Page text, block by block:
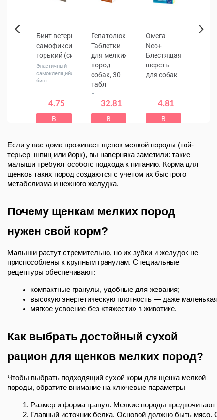
Бинт ветеринарный
самофиксирующийся
горький (синий)
Эластичный
самоклеящийся
бинт
4.75
руб.
5.94 руб.
В
Гепатолюкс
Таблетки
для мелких
пород
собак, 30
табл
Лечение и
профилактика
печени,
желчного
32.81
руб.
41.01 руб.
В
Омега
Neo+
Блестящая
шерсть
для собак
4.81
руб.
5.66 руб.
В
Если у вас дома проживает щенок мелкой породы (той-
терьер, шпиц или йорк), вы наверняка заметили: такие
малыши требуют особого подхода к питанию. Корма для
щенков таких пород создаются с учетом их быстрого
метаболизма и нежного желудка.
Почему щенкам мелких пород
нужен свой корм?
Малыши растут стремительно, но их зубки и желудок не
приспособлены к крупным гранулам. Специальные
рецептуры обеспечивают:
компактные гранулы, удобные для жевания;
высокую энергетическую плотность — даже
мягкое усвоение без «тяжести» в животике.
Как выбрать достойный сухой
рацион для щенков мелких пород?
Чтобы выбрать подходящий сухой корм для щенка мелкой
породы, обратите внимание на ключевые параметры:
Размер и форма гранул. Мелкие породы
Главный источник белка. Основой должно быть мясо.